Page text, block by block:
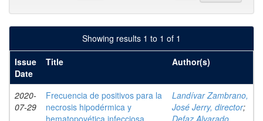
Showing results 1 to 1 of 1
Issue
Date
Title Author(s)
2020-
07-29
Frecuencia de positivos para la
necrosis hipodérmica y
hematopoyética infecciosa
Landívar Zambrano,
José Jerry, director;
Defaz Alvarado,